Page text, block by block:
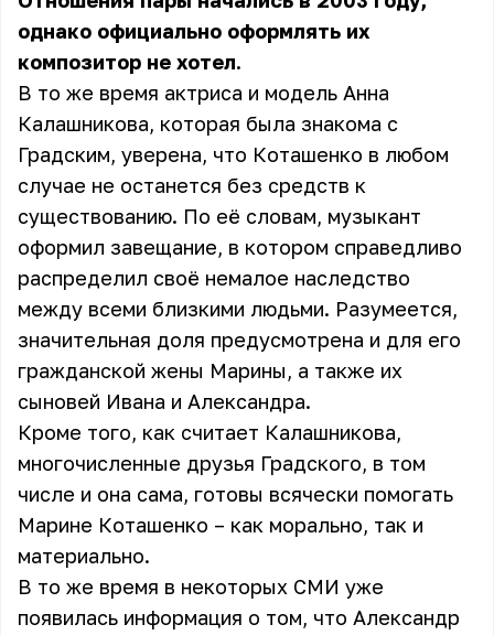
однако официально оформлять их
композитор не хотел.
В то же время актриса и модель Анна
Калашникова, которая была знакома с
Градским, уверена, что Коташенко в любом
случае не останется без средств к
существованию. По её словам, музыкант
оформил завещание, в котором справедливо
распределил своё немалое наследство
между всеми близкими людьми. Разумеется,
значительная доля предусмотрена и для его
гражданской жены Марины, а также их
сыновей Ивана и Александра.
Кроме того, как считает Калашникова,
многочисленные друзья Градского, в том
числе и она сама, готовы всячески помогать
Марине Коташенко – как морально, так и
материально.
В то же время в некоторых СМИ уже
появилась информация о том, что Александр